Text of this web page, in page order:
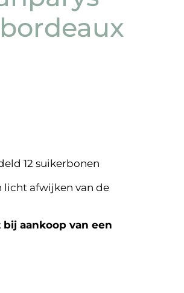
12 suikerbonen
licht afwijken van de
aankoop van een